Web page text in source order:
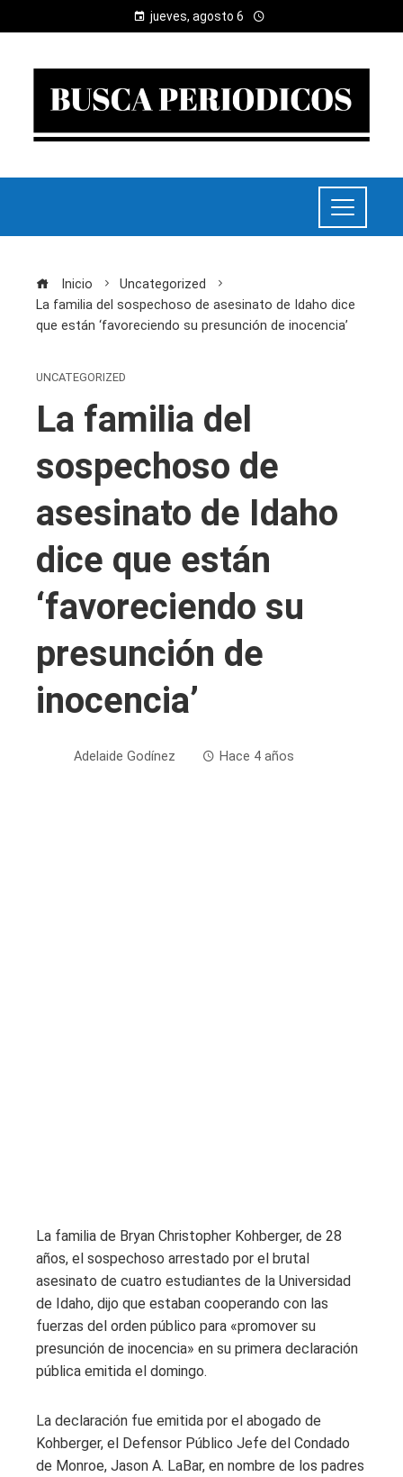
jueves, agosto 6
Inicio
Uncategorized
La familia del sospechoso de asesinato de Idaho dice
que están ‘favoreciendo su presunción de inocencia’
UNCATEGORIZED
La familia del
sospechoso de
asesinato de Idaho
dice que están
‘favoreciendo su
presunción de
inocencia’
Adelaide Godínez Hace 4 años
La familia de Bryan Christopher Kohberger, de 28
años, el sospechoso arrestado por el brutal
asesinato de cuatro estudiantes de la Universidad
de Idaho, dijo que estaban cooperando con las
fuerzas del orden público para «promover su
presunción de inocencia» en su primera declaración
pública emitida el domingo.
La declaración fue emitida por el abogado de
Kohberger, el Defensor Público Jefe del Condado
de Monroe, Jason A. LaBar, en nombre de los padres